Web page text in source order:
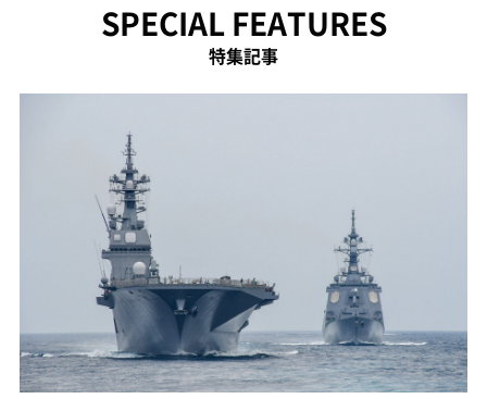
SPECIAL FEATURES
特集記事